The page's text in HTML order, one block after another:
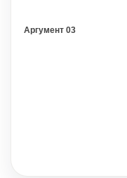
Аргумент 03